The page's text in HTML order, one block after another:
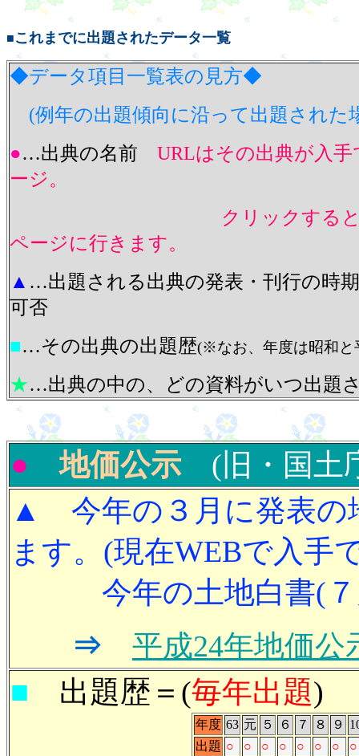
■これまでに出題されたデータ一覧
◆データ項目一覧表の見方◆
(例年の出題傾向に沿って出題された
●…出典の名前 URLはその出典が入手
ージ。
クリックする
ページに行きます。
▲ …出題される出典の発表・刊行の時
可否
■…その出典の出題歴(※なお、年度は昭和と
★…出典の中の、どの資料がいつ出題
● 地価公示
(旧・国
▲ 今年の３月に発表の
ます。(現在WEBで入手
今年の土地白書(７
⇒ 平成24年地価公
■ 出題歴＝(毎年出題)
年度 63 元 ５ ６ ７ ８ ９
出題 ○ ○ ○ ○ ○ ○ ○ ○